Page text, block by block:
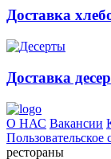
Доставка
Доставка
О НАС Вакансии
Пользовательское
рестораны